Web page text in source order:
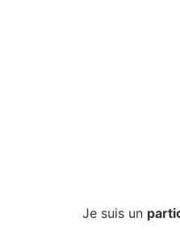
Je suis un